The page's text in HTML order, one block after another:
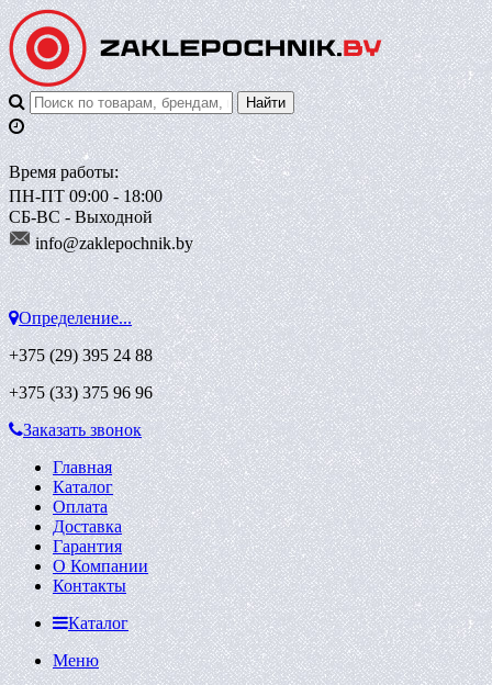
Время работы:
ПН-ПТ 09:00 - 18:00
СБ-ВС - Выходной
info@zaklepochnik.by
Определение...
+375 (29)395 24 88
+375 (33)375 96 96
Заказать звонок
Главная
Каталог
Оплата
Доставка
Гарантия
О Компании
Контакты
Каталог
Меню